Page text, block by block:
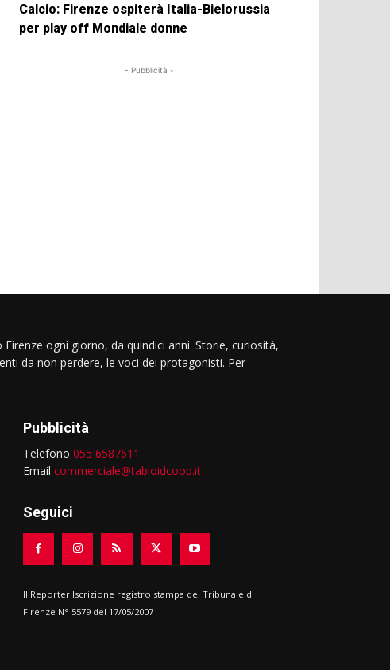
Calcio: Firenze ospiterà Italia-Bielorussia
per play off Mondiale donne
- Pubblicità -
ogni giorno, da quindici anni. Storie, curiosità,
da non perdere, le voci dei protagonisti. Per
Pubblicità
Telefono 055 6587611
Email commerciale@tabloidcoop.it
Seguici
Il Reporter Iscrizione registro stampa del Tribunale di
Firenze N° 5579 del 17/05/2007